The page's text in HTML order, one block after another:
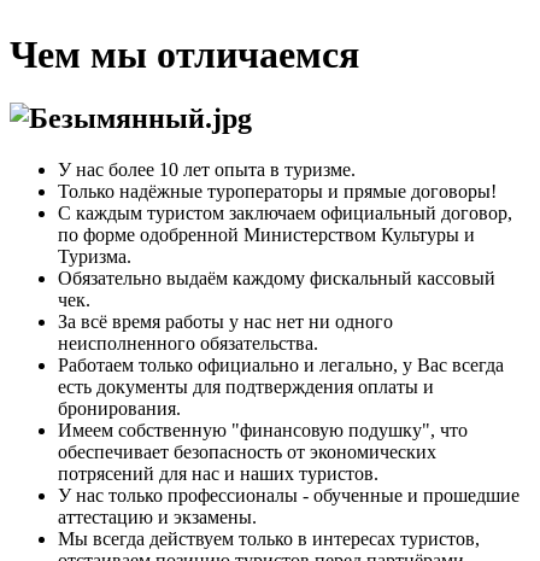
Чем мы отличаемся
У нас более 10 лет опыта в туризме.
Только надёжные туроператоры и прямые договоры!
С каждым туристом заключаем официальный договор,
по форме одобренной Министерством Культуры и
Туризма.
Обязательно выдаём каждому фискальный кассовый
чек.
За всё время работы у нас нет ни одного
неисполненного обязательства.
Работаем только официально и легально, у Вас всегда
есть документы для подтверждения оплаты и
бронирования.
Имеем собственную "финансовую подушку", что
обеспечивает безопасность от экономических
потрясений для нас и наших туристов.
У нас только профессионалы - обученные и прошедшие
аттестацию и экзамены.
Мы всегда действуем только в интересах туристов,